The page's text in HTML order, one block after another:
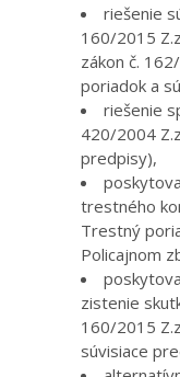
riešenie
160/2015
zákon č.
poriadok a
riešenie
420/2004
predpisy),
trestného
Trestný
Policajnom
zistenie
160/2015
súvisiace